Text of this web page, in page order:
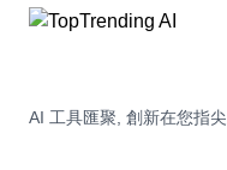
AI 工具匯聚, 創新在您指尖